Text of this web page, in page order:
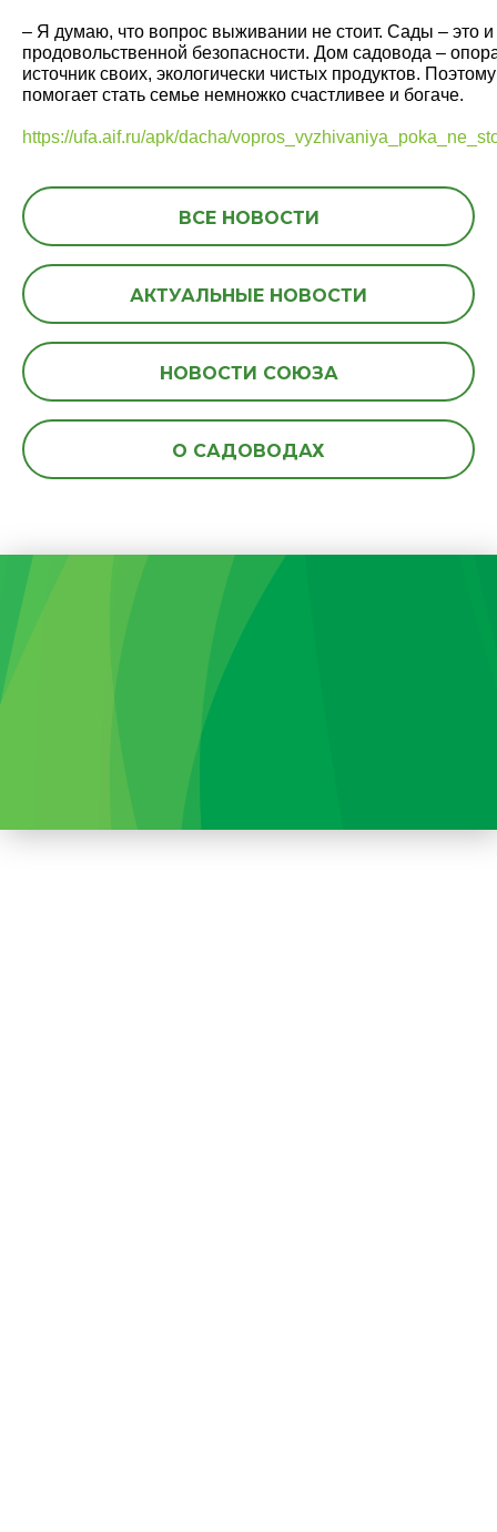
– Я думаю, что вопрос выживании не стоит. Сады – это
продовольственной безопасности. Дом садовода –
источник своих, экологически чистых продуктов.
помогает стать семье немножко счастливее и богаче.
https://ufa.aif.ru/apk/dacha/
ВСЕ НОВОСТИ
АКТУАЛЬНЫЕ НОВОСТИ
НОВОСТИ СОЮЗА
О САДОВОДАХ